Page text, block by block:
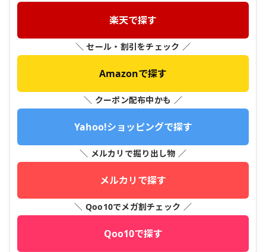
楽天で探す
＼ セール・割引をチェック ／
Amazonで探す
＼ クーポン配布中かも ／
Yahoo!ショッピングで探す
＼ メルカリで掘り出し物 ／
メルカリで探す
＼ Qoo10でメガ割チェック ／
Qoo10で探す